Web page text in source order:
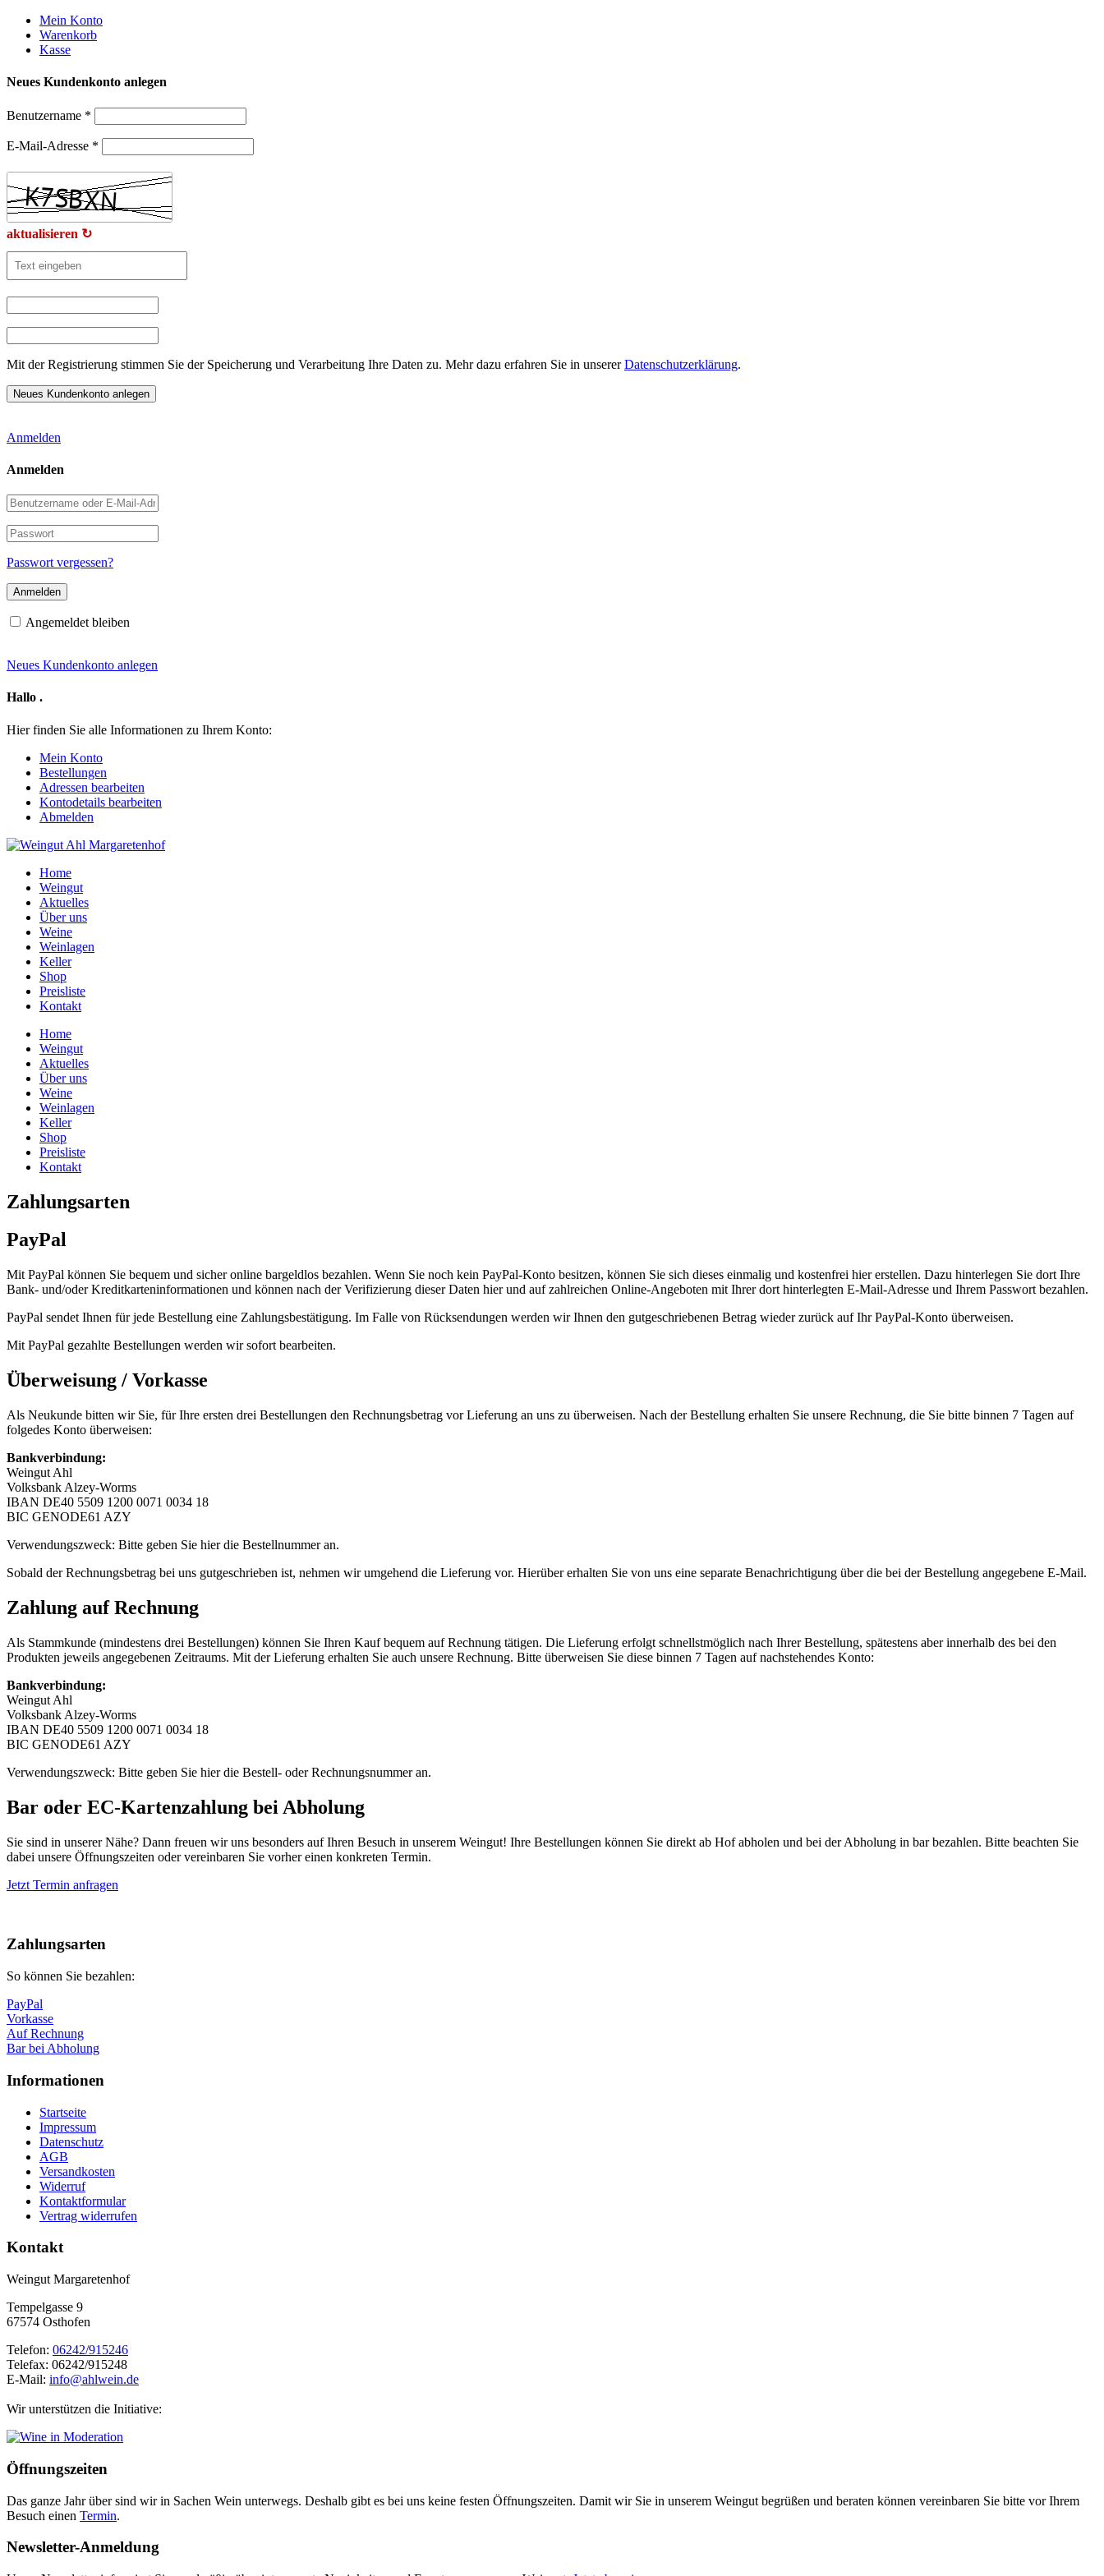
Weiter
zum
Inhalt
Mein Konto
Warenkorb
Kasse
Neues Kundenkonto anlegen
Benutzername *
E-Mail-Adresse *
aktualisieren ↻
Mit der Registrierung stimmen Sie der Speicherung und Verarbeitung Ihre Daten zu. Mehr dazu erfahren Sie in unsererDatenschutzerklärung.
Anmelden
Anmelden
Benutzername
oder
E-
Mail-
Adresse
Passwort
Passwort vergessen?
Angemeldet bleiben
Neues Kundenkonto anlegen
Hallo .
Hier finden Sie alle Informationen zu Ihrem Konto:
Mein Konto
Bestellungen
Adressen bearbeiten
Kontodetails bearbeiten
Abmelden
Home
Weingut
Aktuelles
Über uns
Weine
Weinlagen
Keller
Shop
Preisliste
Kontakt
Home
Weingut
Aktuelles
Über uns
Weine
Weinlagen
Keller
Shop
Preisliste
Kontakt
Zahlungsarten
PayPal
Mit PayPal können Sie bequem und sicher online bargeldlos bezahlen. Wenn Sie noch kein PayPal-Konto besitzen, können Sie sich dieses einmalig und kostenfrei hier erstellen. Dazu hinterlegen Sie dort Ihre
Bank- und/oder Kreditkarteninformationen und können nach der Verifizierung dieser Daten hier und auf zahlreichen Online-Angeboten mit Ihrer dort hinterlegten E-Mail-Adresse und Ihrem Passwort bezahlen.
PayPal sendet Ihnen für jede Bestellung eine Zahlungsbestätigung. Im Falle von Rücksendungen werden wir Ihnen den gutgeschriebenen Betrag wieder zurück auf Ihr PayPal-Konto überweisen.
Mit PayPal gezahlte Bestellungen werden wir sofort bearbeiten.
Überweisung / Vorkasse
Als Neukunde bitten wir Sie, für Ihre ersten drei Bestellungen den Rechnungsbetrag vor Lieferung an uns zu überweisen. Nach der Bestellung erhalten Sie unsere Rechnung, die Sie bitte binnen 7 Tagen auf
folgedes Konto überweisen:
Bankverbindung:
Weingut Ahl
Volksbank Alzey-Worms
IBAN DE40 5509 1200 0071 0034 18
BIC GENODE61 AZY
Verwendungszweck: Bitte geben Sie hier die Bestellnummer an.
Sobald der Rechnungsbetrag bei uns gutgeschrieben ist, nehmen wir umgehend die Lieferung vor. Hierüber erhalten Sie von uns eine separate Benachrichtigung über die bei der Bestellung angegebene E-Mail.
Zahlung auf Rechnung
Als Stammkunde (mindestens drei Bestellungen) können Sie Ihren Kauf bequem auf Rechnung tätigen. Die Lieferung erfolgt schnellstmöglich nach Ihrer Bestellung, spätestens aber innerhalb des bei den
Produkten jeweils angegebenen Zeitraums. Mit der Lieferung erhalten Sie auch unsere Rechnung. Bitte überweisen Sie diese binnen 7 Tagen auf nachstehendes Konto:
Bankverbindung:
Weingut Ahl
Volksbank Alzey-Worms
IBAN DE40 5509 1200 0071 0034 18
BIC GENODE61 AZY
Verwendungszweck: Bitte geben Sie hier die Bestell- oder Rechnungsnummer an.
Bar oder EC-Kartenzahlung bei Abholung
Sie sind in unserer Nähe? Dann freuen wir uns besonders auf Ihren Besuch in unserem Weingut! Ihre Bestellungen können Sie direkt ab Hof abholen und bei der Abholung in bar bezahlen. Bitte beachten Sie
dabei unsere Öffnungszeiten oder vereinbaren Sie vorher einen konkreten Termin.
Jetzt Termin anfragen
oben
Zahlungsarten
So können Sie bezahlen:
PayPal
Vorkasse
Auf Rechnung
Bar bei Abholung
Informationen
Startseite
Impressum
Datenschutz
AGB
Versandkosten
Widerruf
Kontaktformular
Vertrag widerrufen
Kontakt
Weingut Margaretenhof
Tempelgasse 9
67574 Osthofen
Telefon: 06242/915246
Telefax: 06242/915248
E-Mail: info@ahlwein.de
Wir unterstützen die Initiative:
Öffnungszeiten
Das ganze Jahr über sind wir in Sachen Wein unterwegs. Deshalb gibt es bei uns keine festen Öffnungszeiten. Damit wir Sie in unserem Weingut begrüßen und beraten können vereinbaren Sie bitte vor Ihrem
Besuch einen Termin.
Newsletter-Anmeldung